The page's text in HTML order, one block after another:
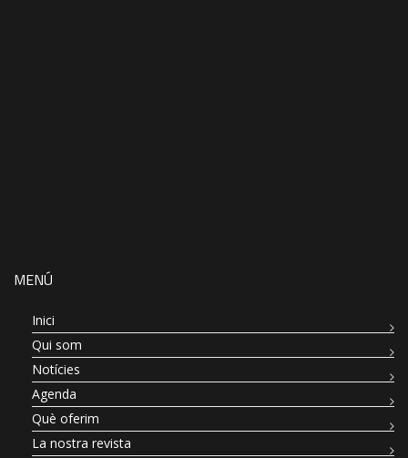
MENÚ
Inici
Qui som
Notícies
Agenda
Què oferim
La nostra revista